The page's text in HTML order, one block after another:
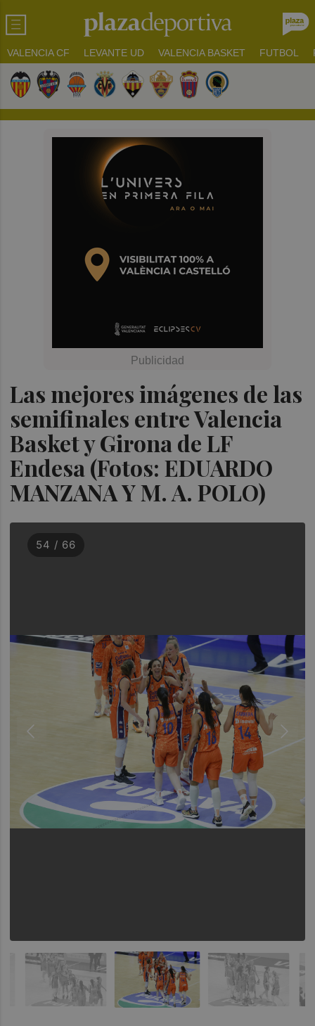
VALENCIA CF LEVANTE UD VALENCIA BASKET FUTBOL
Las mejores imágenes de las
semifinales entre Valencia
Basket y Girona de LF
Endesa (Fotos: EDUARDO
MANZANA Y M. A. POLO)
54 / 66